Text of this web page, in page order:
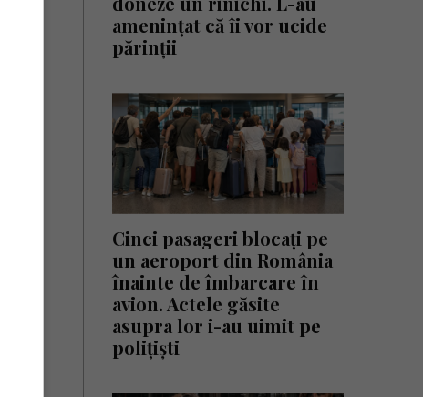
amenințat că îi vor ucide
părinții
Cinci pasageri blocați pe
un aeroport din România
înainte de îmbarcare în
avion. Actele găsite
asupra lor i-au uimit pe
polițiști